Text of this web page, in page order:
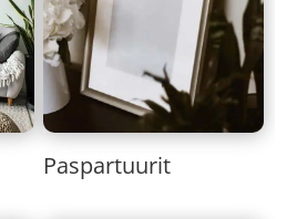
Paspartuurit